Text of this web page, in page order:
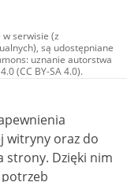
serwisie (z
są udostępniane
uznanie autorstwa
(CC BY-SA 4.0).
zdjęcia, materiały
na licencji typu
użycie
4.0 (CC BY-
inaczej.
witryny oraz do
nim